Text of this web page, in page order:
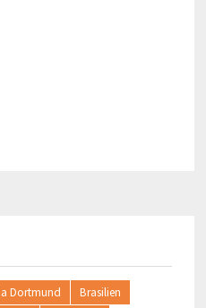
Dortmund
Brasilien